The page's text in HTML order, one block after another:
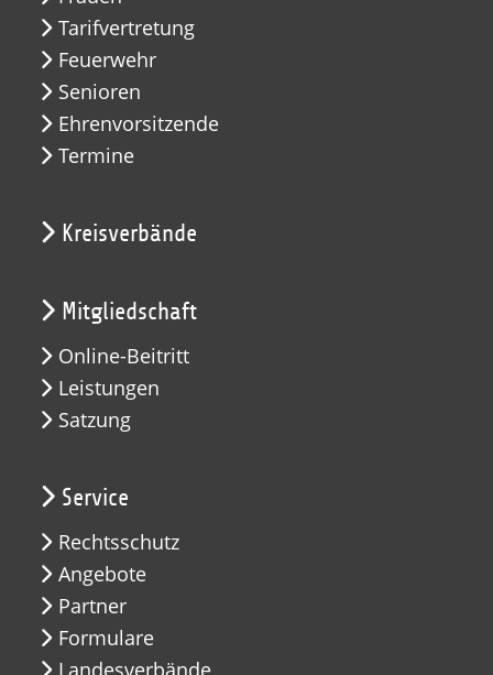
Tarifvertretung
Feuerwehr
Senioren
Ehrenvorsitzende
Termine
Kreisverbände
Mitgliedschaft
Online-Beitritt
Leistungen
Satzung
Service
Rechtsschutz
Angebote
Partner
Formulare
Landesverbände